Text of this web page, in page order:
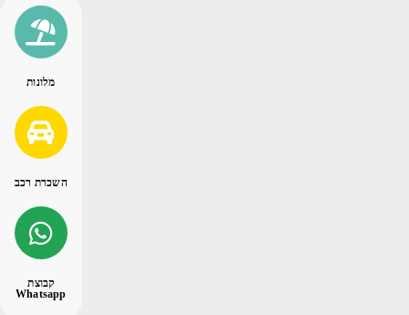
מלונות
השכרת רכב
קבוצת
Whatsapp